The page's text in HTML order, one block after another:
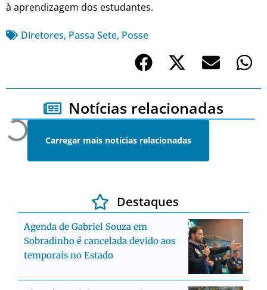
à aprendizagem dos estudantes.
Diretores, Passa Sete, Posse
Notícias relacionadas
Carregar mais notícias relacionadas
Destaques
Agenda de Gabriel Souza em
Sobradinho é cancelada devido aos
temporais no Estado